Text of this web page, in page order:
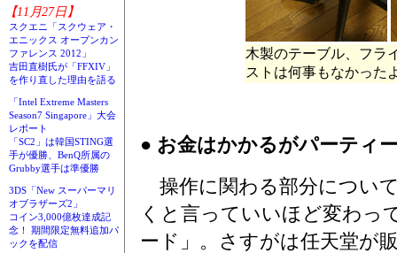
【11月27日】
スクエニ「スクウェア・
エニックス オープンカン
ファレンス 2012」
吉田直樹氏が「FFXIV」
を作り直した理由を語る
「Intel Extreme Masters
Season7 Singapore」大会
レポート
「SC2」は韓国STING選
手が優勝、BenQ所属の
Grubby選手は準優勝
3DS「New スーパーマリ
オブラザーズ2」
コイン3,000億枚達成記
念！ 期間限定無料追加パ
ックを配信
木製のテーブル、フラ
ストは何事もなかった
● お金はかかるがパーティ
操作に関わる部分につい
くと言っていいほど変わっ
ード」。さすがは任天堂が